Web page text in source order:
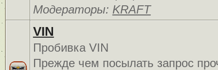
Модераторы: KRAFT
VIN
Пробивка VIN
Прежде чем посылать запрос